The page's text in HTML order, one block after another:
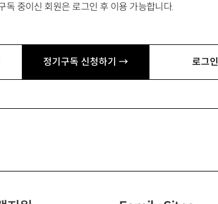
독 중이신 회원은 로그인 후 이용 가능합니다.
정기구독 신청하기 → 로그